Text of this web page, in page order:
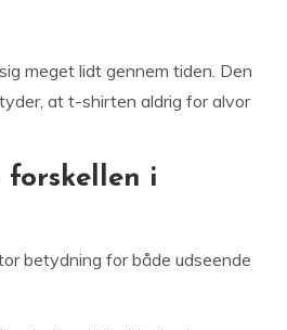
meget lidt gennem tiden. Den
at t-shirten aldrig for alvor
i
betydning for både udseende